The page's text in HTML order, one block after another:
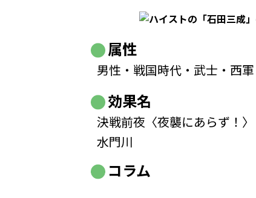
属性
男性・戦国時代・武士・西軍
効果名
決戦前夜〈夜襲にあらず！〉
水門川
コラム